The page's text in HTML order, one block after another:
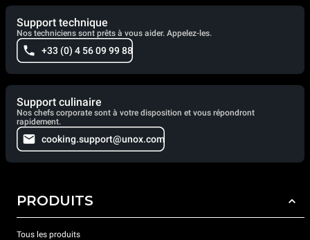
Support technique
Nos techniciens sont prêts à vous aider. Appelez-les.
+33 (0) 4 56 09 99 88
Support culinaire
Nos chefs corporate sont à votre disposition et vous répondront
rapidement.
cooking.support@unox.com
PRODUITS
Tous les produits